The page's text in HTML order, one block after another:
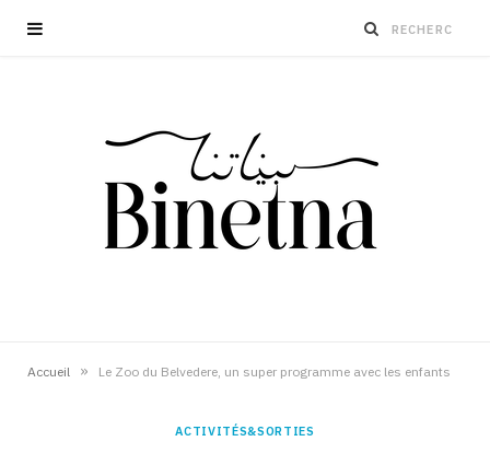
Accueil » Le Zoo du Belvedere, un super programme avec les enfants
ACTIVITÉS&SORTIES